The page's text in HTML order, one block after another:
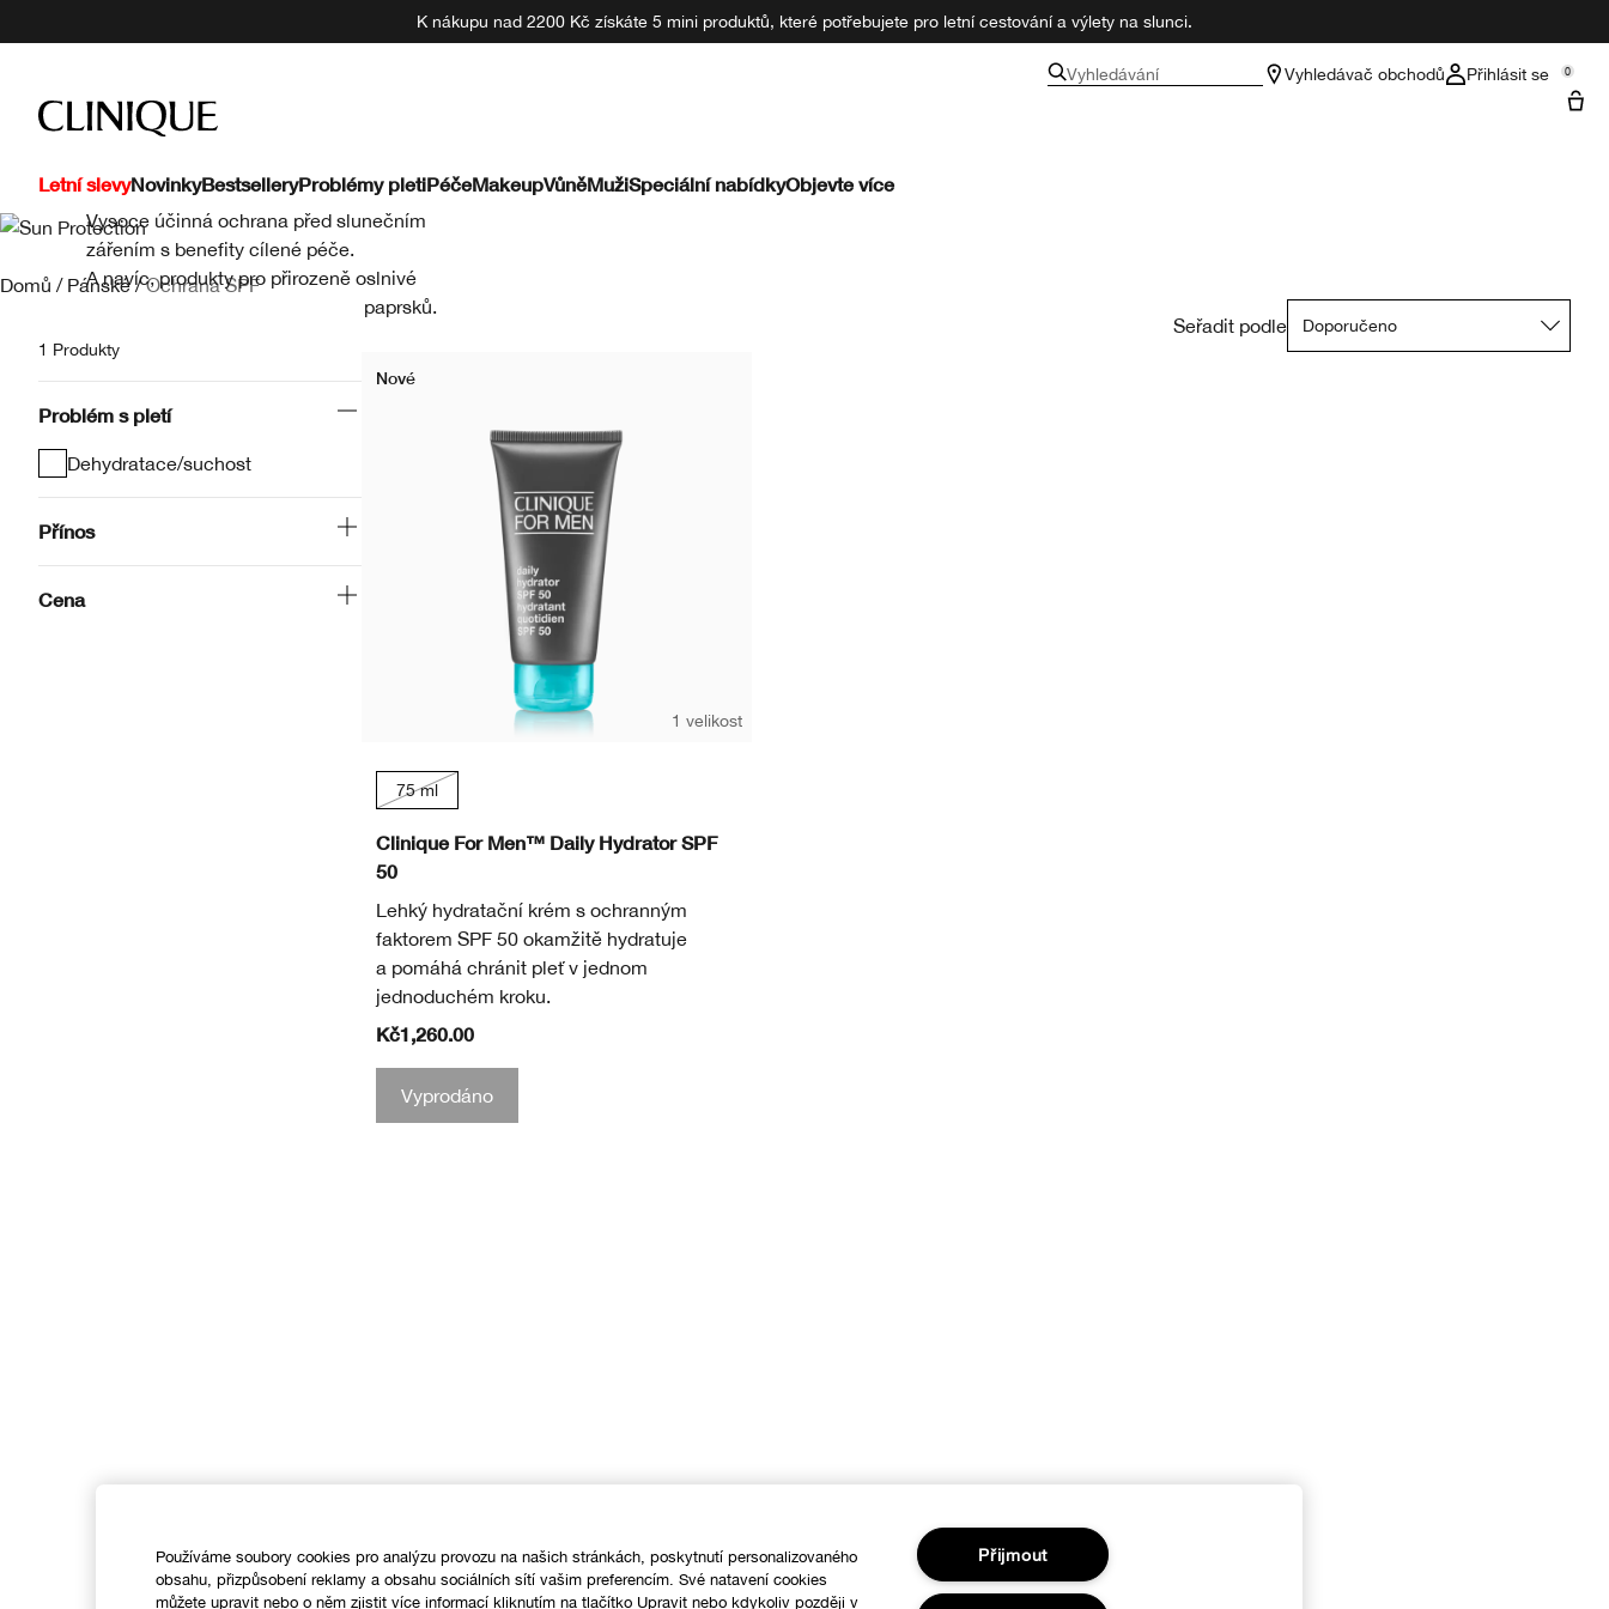
K nákupu nad 2200 Kč získáte 5 mini produktů, které potřebujete pro letní cestování a výlety na slunci.
Vyhledávání Vyhledávač obchodů Přihlásit se 0
Letní slevyNovinkyBestselleryProblémy pletiPéčeMakeupVůněMužiSpeciální nabídkyObjevte více
Uctívejte svou pleť.
Vysoce účinná ochrana před slunečním
zářením s benefity cílené péče.
A navíc, produkty pro přirozeně oslnivé
opálení bez nutnosti slunečních paprsků.
Domů / Pánské / Ochrana SPF
1 Produkty
Problém s pletí
Dehydratace/suchost
Přínos
Cena
Seřadit podle
Nové
1 velikost
75 ml
Clinique For Men™ Daily Hydrator SPF
50
Lehký hydratační krém s ochranným
faktorem SPF 50 okamžitě hydratuje
a pomáhá chránit pleť v jednom
jednoduchém kroku.
Kč1,260.00
Vyprodáno
Používáme soubory cookies pro analýzu provozu na našich stránkách, poskytnutí personalizovaného
obsahu, přizpůsobení reklamy a obsahu sociálních sítí vašim preferencím. Své natavení cookies
můžete upravit nebo o něm zjistit více informací kliknutím na tlačítko Upravit nebo kdykoliv později v
Přijmout